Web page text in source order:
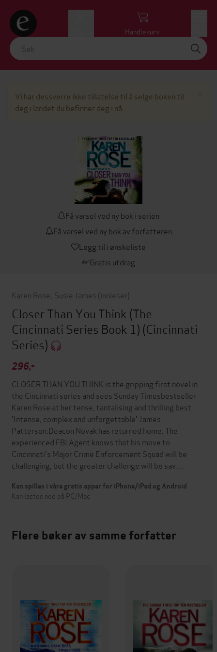
Handlekurv
Vi har dessverre ikke tillatelse til å selge boken til
deg i landet du befinner deg i nå.
Få varsel ved ny bok i serien
Få varsel ved ny bok av forfatteren
Legg til i ønskeliste
Gratis utdrag
Karen Rose Susie James (innleser)
Closer Than You Think (The
Cincinnati Series Book 1) (Cincinnati
Series)
296,-
CLOSER THAN YOU THINK is the gripping first novel in
the Cincinnati series and sees Sunday Timesbestseller
Karen Rose at her tense, tantalising and thrilling best.
'Intense, complex and unforgettable' James
Patterson.Deacon Novak has returned home. The
experienced FBI Agent knows that his move to
Cincinnati's Major Crime Enforcement Squad will be
challenging, but the greater challenge will be sav…
Kan spilles i våre gratis apper for iPhone/iPad og Android
Kan lastes ned på PC/Mac
Flere bøker av samme forfatter